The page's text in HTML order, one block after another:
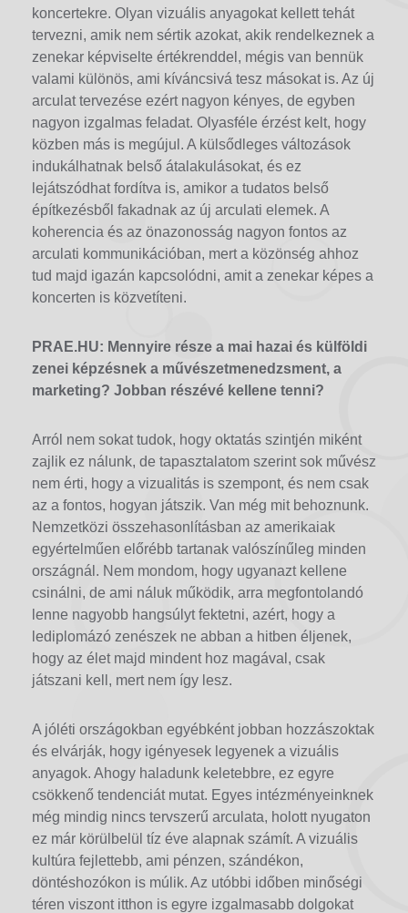
koncertekre. Olyan vizuális anyagokat kellett tehát
tervezni, amik nem sértik azokat, akik rendelkeznek a
zenekar képviselte értékrenddel, mégis van bennük
valami különös, ami kíváncsivá tesz másokat is. Az új
arculat tervezése ezért nagyon kényes, de egyben
nagyon izgalmas feladat. Olyasféle érzést kelt, hogy
közben más is megújul. A külsődleges változások
indukálhatnak belső átalakulásokat, és ez
lejátszódhat fordítva is, amikor a tudatos belső
építkezésből fakadnak az új arculati elemek. A
koherencia és az önazonosság nagyon fontos az
arculati kommunikációban, mert a közönség ahhoz
tud majd igazán kapcsolódni, amit a zenekar képes a
koncerten is közvetíteni.
PRAE.HU: Mennyire része a mai hazai és külföldi
zenei képzésnek a művészetmenedzsment, a
marketing? Jobban részévé kellene tenni?
Arról nem sokat tudok, hogy oktatás szintjén miként
zajlik ez nálunk, de tapasztalatom szerint sok művész
nem érti, hogy a vizualitás is szempont, és nem csak
az a fontos, hogyan játszik. Van még mit behoznunk.
Nemzetközi összehasonlításban az amerikaiak
egyértelműen előrébb tartanak valószínűleg minden
országnál. Nem mondom, hogy ugyanazt kellene
csinálni, de ami náluk működik, arra megfontolandó
lenne nagyobb hangsúlyt fektetni, azért, hogy a
lediplomázó zenészek ne abban a hitben éljenek,
hogy az élet majd mindent hoz magával, csak
játszani kell, mert nem így lesz.
A jóléti országokban egyébként jobban hozzászoktak
és elvárják, hogy igényesek legyenek a vizuális
anyagok. Ahogy haladunk keletebbre, ez egyre
csökkenő tendenciát mutat. Egyes intézményeinknek
még mindig nincs tervszerű arculata, holott nyugaton
ez már körülbelül tíz éve alapnak számít. A vizuális
kultúra fejlettebb, ami pénzen, szándékon,
döntéshozókon is múlik. Az utóbbi időben minőségi
téren viszont itthon is egyre izgalmasabb dolgokat